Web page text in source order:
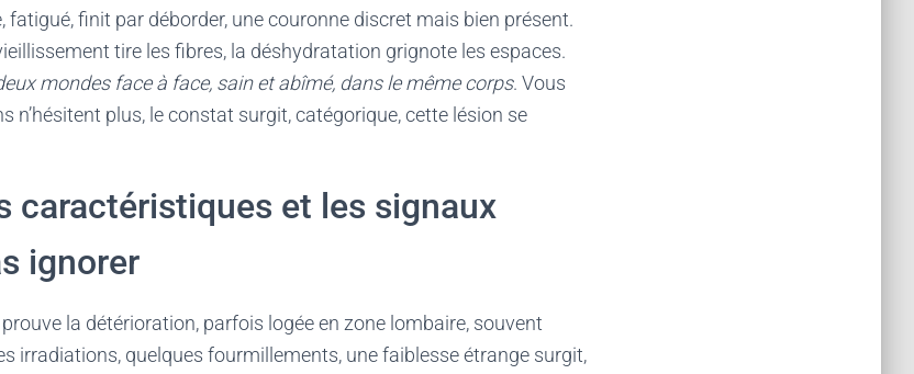
fatigué, finit par déborder, une couronne discret mais bien présent.
vieillissement tire les fibres, la déshydratation grignote les espaces.
mondes face à face, sain et abîmé, dans le même corps. Vous
n’hésitent plus, le constat surgit, catégorique, cette lésion se
caractéristiques et les signaux
ignorer
la détérioration, parfois logée en zone lombaire, souvent
irradiations, quelques fourmillements, une faiblesse étrange surgit,